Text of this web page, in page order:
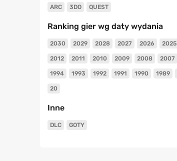
ARC 3DO QUEST
Ranking gier wg daty wydania
2030 2029 2028 2027 2026 2025
2012 2011 2010 2009 2008 2007
1994 1993 1992 1991 1990 1989
20
Inne
DLC GOTY